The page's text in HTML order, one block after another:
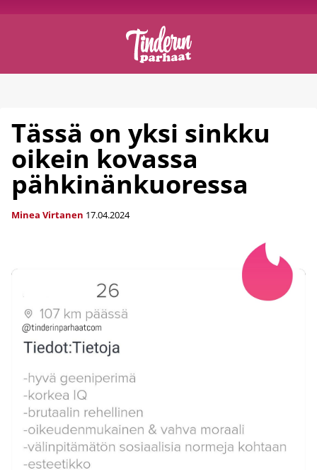
Tässä on yksi sinkku
oikein kovassa
pähkinänkuoressa
Minea Virtanen 17.04.2024